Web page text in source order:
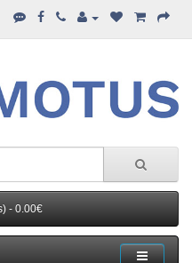
- 0.00€